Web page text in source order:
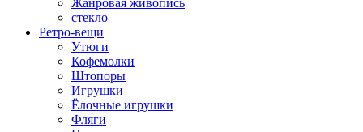
стекло
Ретро-вещи
Утюги
Кофемолки
Штопоры
Игрушки
Ёлочные игрушки
Фляги